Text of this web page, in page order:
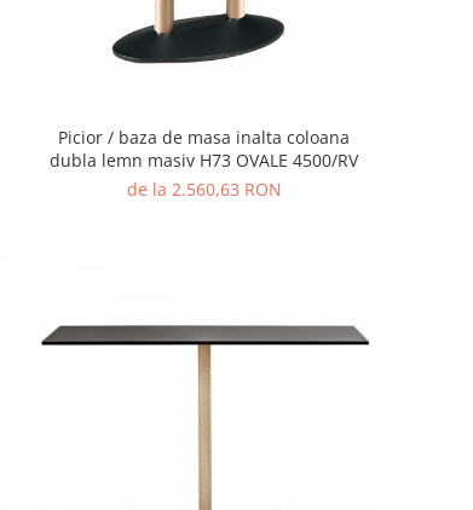
Picior / baza de masa inalta coloana
dubla lemn masiv H73 OVALE 4500/RV
de la 2.560,63 RON